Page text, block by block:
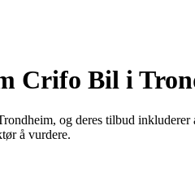
Crifo Bil i
og deres tilbud
å vurdere.